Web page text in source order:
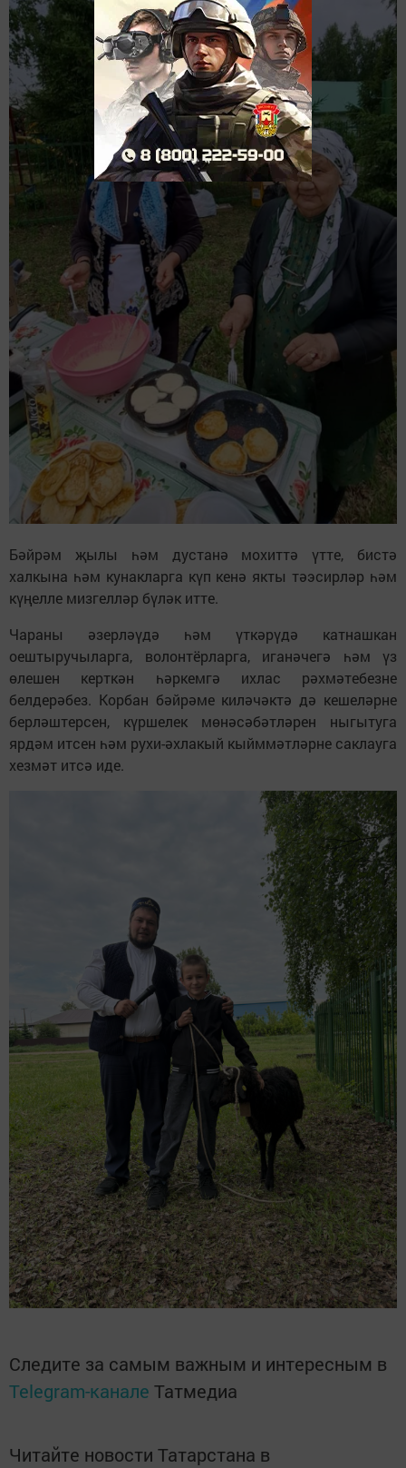
Бәйрәм җылы һәм дустанә мохиттә үтте, бистә
халкына һәм кунакларга күп кенә якты тәэсирләр һәм
күңелле мизгелләр бүләк итте.
Чараны әзерләүдә һәм үткәрүдә катнашкан
оештыручыларга, волонтёрларга, иганәчегә һәм үз
өлешен керткән һәркемгә ихлас рәхмәтебезне
белдерәбез. Корбан бәйрәме киләчәктә дә кешеләрне
берләштерсен, күршелек мөнәсәбәтләрен ныгытуга
ярдәм итсен һәм рухи-әхлакый кыйммәтләрне саклауга
хезмәт итсә иде.
Следите за самым важным и интересным в
Telegram-канале Татмедиа
Читайте новости Татарстана в